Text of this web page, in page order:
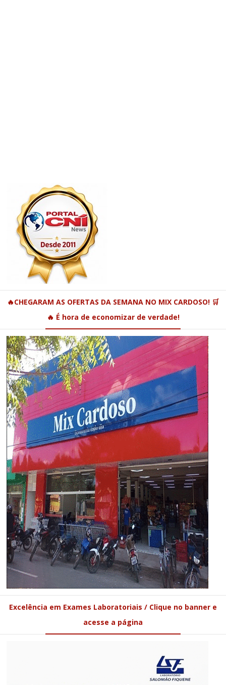
🔥CHEGARAM AS OFERTAS DA SEMANA NO MIX CARDOSO! 🛒
🔥 É hora de economizar de verdade!
Excelência em Exames Laboratoriais / Clique no banner e
acesse a página